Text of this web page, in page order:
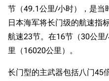
节（49.1公里/小时），是当
日本海军将长门级的航速指
航速23节。在16节（30公
里（16020公里）。
长门型的主武器包括八门45